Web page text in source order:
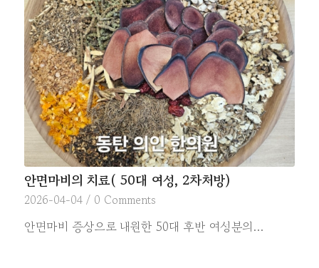
안면마비의 치료( 50대 여성, 2차처방)
2026-04-04 / 0 Comments
안면마비 증상으로 내원한 50대 후반 여성분의…